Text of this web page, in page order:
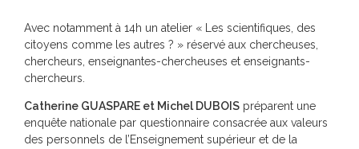
Avec notamment à 14h un atelier « Les scientifiques, des
citoyens comme les autres ? » réservé aux chercheuses,
chercheurs, enseignantes-chercheuses et enseignants-
chercheurs.
Catherine GUASPARE et Michel DUBOIS préparent une
enquête nationale par questionnaire consacrée aux valeurs
des personnels de l’Enseignement supérieur et de la